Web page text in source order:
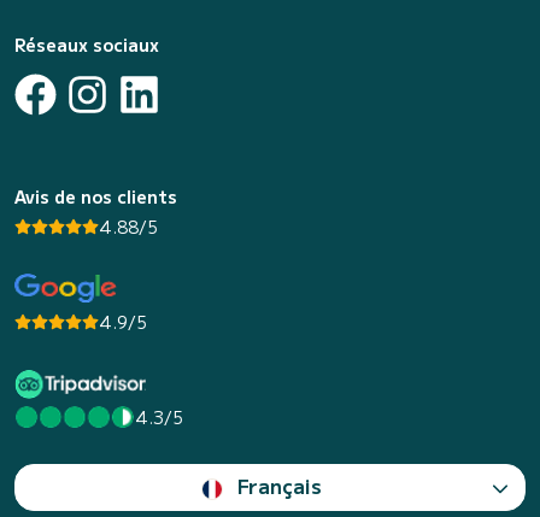
Réseaux sociaux
Avis de nos clients
4.88/5
4.9/5
4.3/5
Français